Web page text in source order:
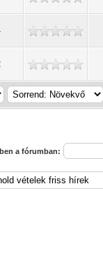
a fórumban: